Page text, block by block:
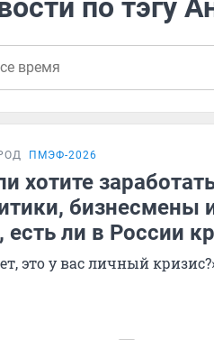
по тэгу
ПМЭФ-2026
хотите
есть ли в России
это у вас личный